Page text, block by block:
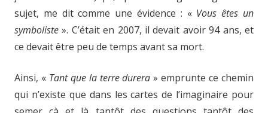
sujet, me dit comme une évidence : « Vous êtes un
symboliste ». C’était en 2007, il devait avoir 94 ans, et
ce devait être peu de temps avant sa mort.
Ainsi, « Tant que la terre durera » emprunte ce chemin
qui n’existe que dans les cartes de l’imaginaire pour